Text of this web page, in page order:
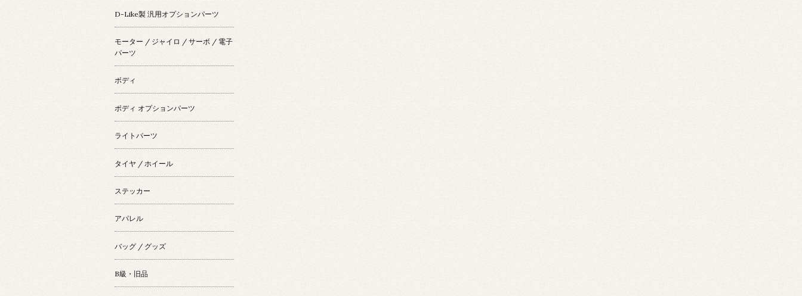
D-Like製 汎用オプションパーツ
モーター / ジャイロ / サーボ / 電子
パーツ
ボディ
ボディ オプションパーツ
ライトパーツ
タイヤ / ホイール
ステッカー
アパレル
バッグ / グッズ
B級・旧品